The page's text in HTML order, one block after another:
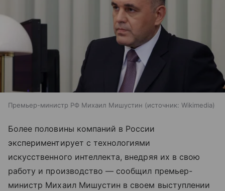
Премьер-министр РФ Михаил Мишустин источник: Wikimedia
Более половины компаний в России
экспериментирует с технологиями
искусственного интеллекта, внедряя их в свою
работу и производство — сообщил премьер-
министр Михаил Мишустин в своем выступлении